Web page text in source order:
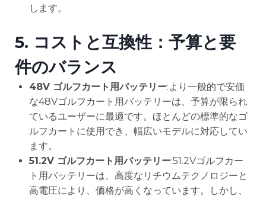
します。
5. コストと互換性：予算と要
件のバランス
48V ゴルフカート用バッテリー:より一般的で安価
な48Vゴルフカート用バッテリーは、予算が限られ
ているユーザーに最適です。ほとんどの標準的なゴ
ルフカートに使用でき、幅広いモデルに対応してい
ます。
51.2V ゴルフカート用バッテリー:51.2Vゴルフカー
ト用バッテリーは、高度なリチウムテクノロジーと
高電圧により、価格が高くなっています。しかし、